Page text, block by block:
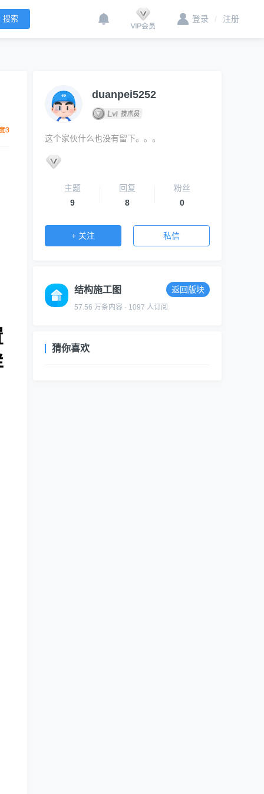
登录 / 注册
duanpei5252
这个家伙什么也没有留下。。。
主题
9
回复
8
粉丝
0
+ 关注 私信
结构施工图 返回版块
57.56 万条内容 · 1097 人订阅
猜你喜欢